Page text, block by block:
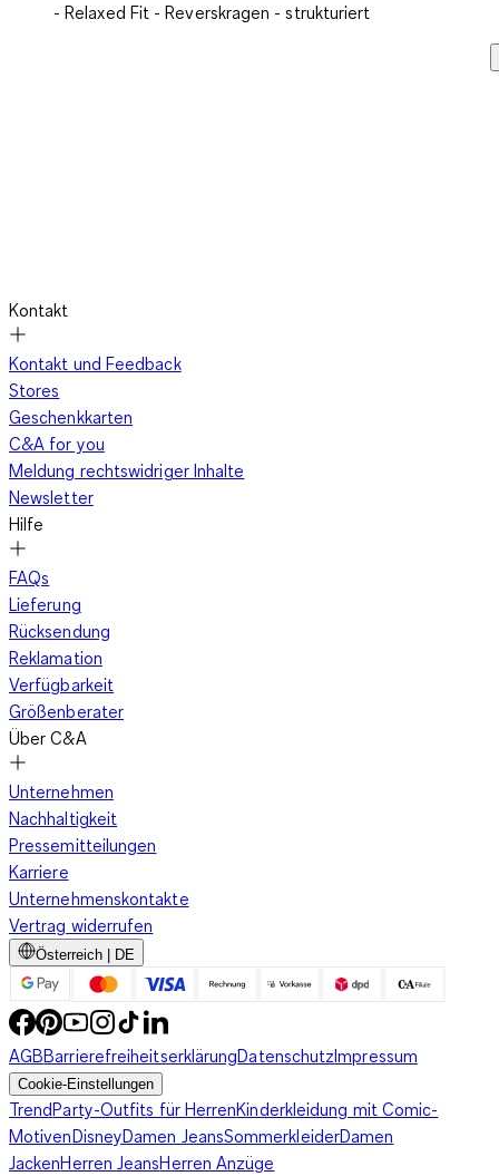
- Relaxed Fit - Reverskragen - strukturiert
Kontakt
Kontakt und Feedback
Stores
Geschenkkarten
C&A for you
Meldung rechtswidriger Inhalte
Newsletter
Hilfe
FAQs
Lieferung
Rücksendung
Reklamation
Verfügbarkeit
Größenberater
Über C&A
Unternehmen
Nachhaltigkeit
Pressemitteilungen
Karriere
Unternehmenskontakte
Vertrag widerrufen
Österreich | DE
AGBBarrierefreiheitserklärungDatenschutzImpressum
Cookie-Einstellungen
TrendParty-Outfits für HerrenKinderkleidung mit Comic-
MotivenDisneyDamen JeansSommerkleiderDamen
JackenHerren JeansHerren Anzüge